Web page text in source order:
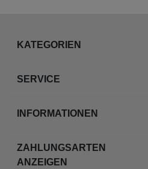
KATEGORIEN
SERVICE
INFORMATIONEN
ZAHLUNGSARTEN
ANZEIGEN